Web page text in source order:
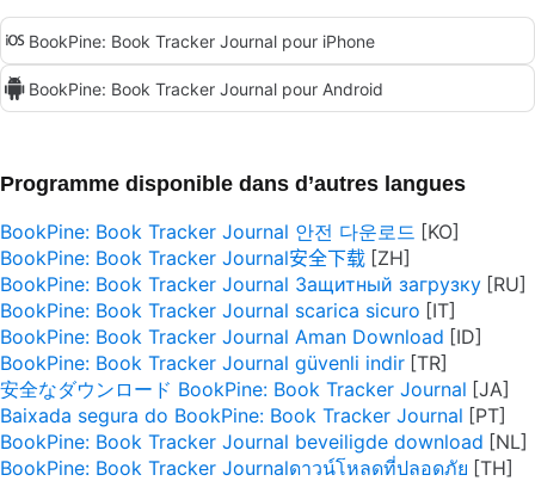
BookPine: Book Tracker Journal pour iPhone
BookPine: Book Tracker Journal pour Android
Programme disponible dans d’autres langues
BookPine: Book Tracker Journal 안전 다운로드
BookPine: Book Tracker Journal安全下载
BookPine: Book Tracker Journal Защитный загрузку
BookPine: Book Tracker Journal scarica sicuro
BookPine: Book Tracker Journal Aman Download
BookPine: Book Tracker Journal güvenli indir
安全なダウンロード BookPine: Book Tracker Journal
Baixada segura do BookPine: Book Tracker Journal
BookPine: Book Tracker Journal beveiligde download
BookPine: Book Tracker Journalดาวน์โหลดที่ปลอดภัย